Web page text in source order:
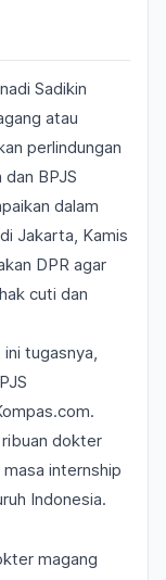
Sadikin
atau
perlindungan
BPJS
dalam
Jakarta, Kamis
DPR agar
cuti dan
tugasnya,
ribuan dokter
internship
Indonesia.
magang